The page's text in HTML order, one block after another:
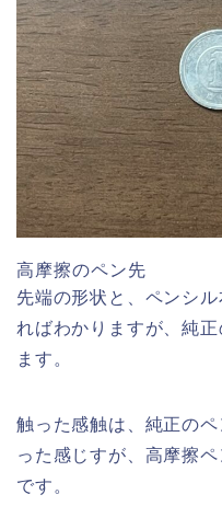
高摩擦のペン先
先端の形状と、ペンシ
ればわかりますが、純
ます。
触った感触は、純正の
った感じすが、高摩擦
です。